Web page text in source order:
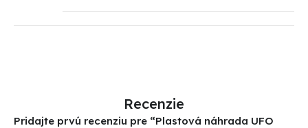
Recenzie
Pridajte prvú recenziu pre “Plastová náhrada UFO